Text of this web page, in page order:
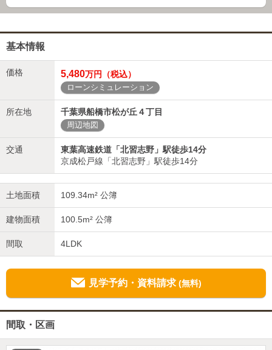
基本情報
価格 5,480万円（税込）
ローンシミュレーション
所在地 千葉県船橋市松が丘４丁目
周辺地図
交通
東葉高速鉄道「北習志野」駅徒歩14分
京成松戸線「北習志野」駅徒歩14分
土地面積 109.34m² 公簿
建物面積 100.5m² 公簿
間取 4LDK
見学予約・資料請求 (無料)
間取・区画